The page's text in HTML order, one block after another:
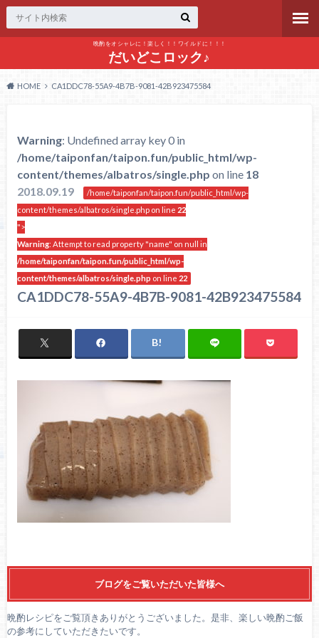
晩酌をオシャレに！楽しく！！ワイルドに！！！
だいどこロック♪
HOME CA1DDC78-55A9-4B7B-9081-42B923475584
Warning: Undefined array key 0 in
/home/taiponfan/taipon.fun/public_html/wp-
content/themes/albatros/single.php on line 18
2018.09.19
/home/taiponfan/taipon.fun/public_html/wp-
content/themes/albatros/single.php on line 22
">
Warning: Attempt to read property "name" on null in
/home/taiponfan/taipon.fun/public_html/wp-
content/themes/albatros/single.php on line 22
CA1DDC78-55A9-4B7B-9081-42B923475584
ブログをご覧いただいた皆様へ
晩酌レシピをご覧頂きありがとうございました。是非、楽しい晩酌ご飯
の参考にしていただきたいです。